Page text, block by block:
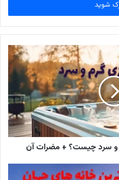
و سرد چیست؟ + مضرات آن